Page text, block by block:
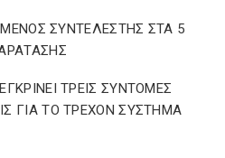
ΣΥΝΤΕΛΕΣΤΗΣ ΣΤΑ 5
ΤΡΕΙΣ ΣΥΝΤΟΜΕΣ
ΓΙΑ ΤΟ ΤΡΕΧΟΝ ΣΥΣΤΗΜΑ